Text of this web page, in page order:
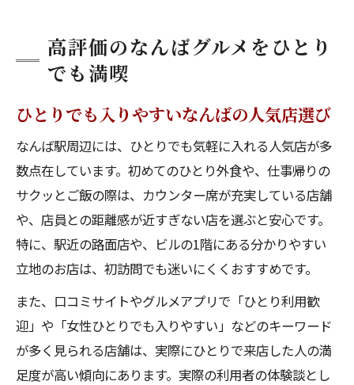
高評価のなんばグルメをひとり
でも満喫
ひとりでも入りやすいなんばの人気店選び
なんば駅周辺には、ひとりでも気軽に入れる人気店が多
数点在しています。初めてのひとり外食や、仕事帰りの
サクッとご飯の際は、カウンター席が充実している店舗
や、店員との距離感が近すぎない店を選ぶと安心です。
特に、駅近の路面店や、ビルの1階にある分かりやすい
立地のお店は、初訪問でも迷いにくくおすすめです。
また、口コミサイトやグルメアプリで「ひとり利用歓
迎」や「女性ひとりでも入りやすい」などのキーワード
が多く見られる店舗は、実際にひとりで来店した人の満
足度が高い傾向にあります。実際の利用者の体験談とし